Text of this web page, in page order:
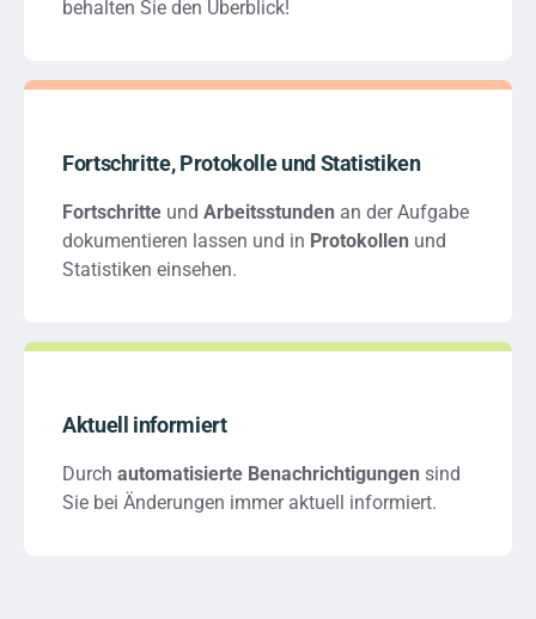
behalten Sie den Überblick!
Fortschritte, Protokolle und Statistiken
Fortschritte und Arbeitsstunden an der Aufgabe
dokumentieren lassen und in Protokollen und
Statistiken einsehen.
Aktuell informiert
Durch automatisierte Benachrichtigungen sind
Sie bei Änderungen immer aktuell informiert.